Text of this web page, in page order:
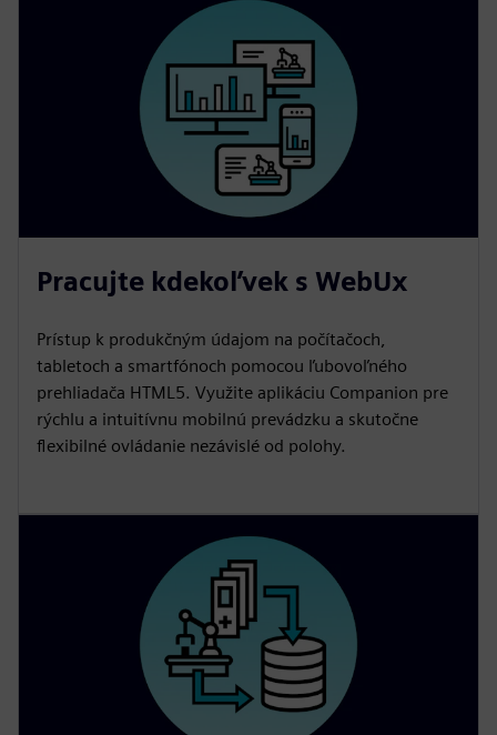
Pracujte kdekoľvek s WebUx
Prístup k produkčným údajom na počítačoch,
tabletoch a smartfónoch pomocou ľubovoľného
prehliadača HTML5. Využite aplikáciu Companion pre
rýchlu a intuitívnu mobilnú prevádzku a skutočne
flexibilné ovládanie nezávislé od polohy.